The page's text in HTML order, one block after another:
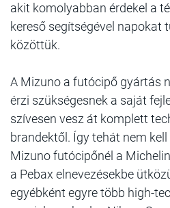
akit komolyabban érdekel a
kereső segítségével napokat
közöttük.
A Mizuno a futócipő gyártás
érzi szükségesnek a saját
szívesen vesz át komplett
brandektől. Így tehát nem
Mizuno futócipőnél a
a Pebax elnevezésekbe
egyébként egyre több high-